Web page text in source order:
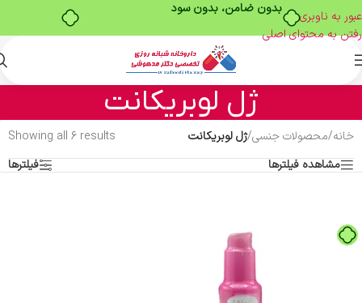
بدون ضامن، بدون سود
عبور به ناوبری
رفتن به محتوای اصلی
ژل لوبریکانت
خانه/محصولات جنسی/ژل لوبریکانت
Showing all 6 results
مشاهده فیلترها
فیلترها